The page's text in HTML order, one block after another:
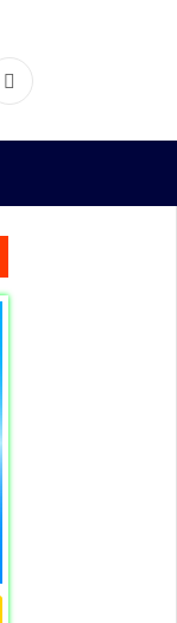
Dribbble